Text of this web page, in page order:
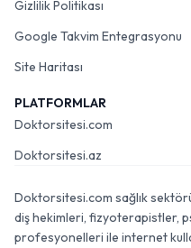
Gizlilik Politikası
Google Takvim Entegrasyonu
Site Haritası
PLATFORMLAR
Doktorsitesi.com
Doktorsitesi.az
Doktorsitesi.com sağlık
diş hekimleri, fizyoterapistler,
profesyonelleri ile internet